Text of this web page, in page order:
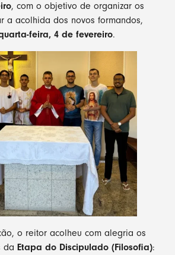
, com o objetivo de organizar os
a acolhida dos novos formandos,
feira, 4 de fevereiro.
o reitor acolheu com alegria os
da Etapa do Discipulado (Filosofia):